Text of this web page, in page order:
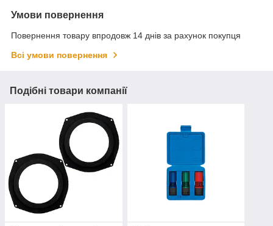
Умови повернення
Повернення товару впродовж 14 днів за рахунок покупця
Всі умови повернення
Подібні товари компанії